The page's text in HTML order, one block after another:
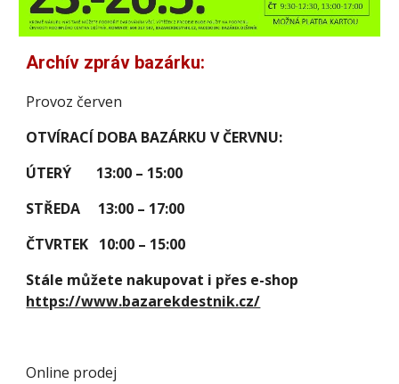
Archív zpráv bazárku:
Provoz červen
OTVÍRACÍ DOBA BAZÁRKU V ČERVNU:
ÚTERÝ 13:00 – 15:00
STŘEDA 13:00 – 17:00
ČTVRTEK 10:00 – 15:00
Stále můžete nakupovat i přes e-shop
https://www.bazarekdestnik.cz/
Online prodej